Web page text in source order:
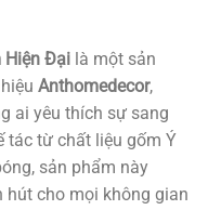
Hiện Đại là một sản
Anthomedecor,
ai yêu thích sự sang
tác từ chất liệu gốm Ý
sản phẩm này
hút cho mọi không gian